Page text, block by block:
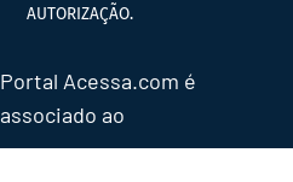
AUTORIZAÇÃO.
Portal Acessa.com é
associado ao